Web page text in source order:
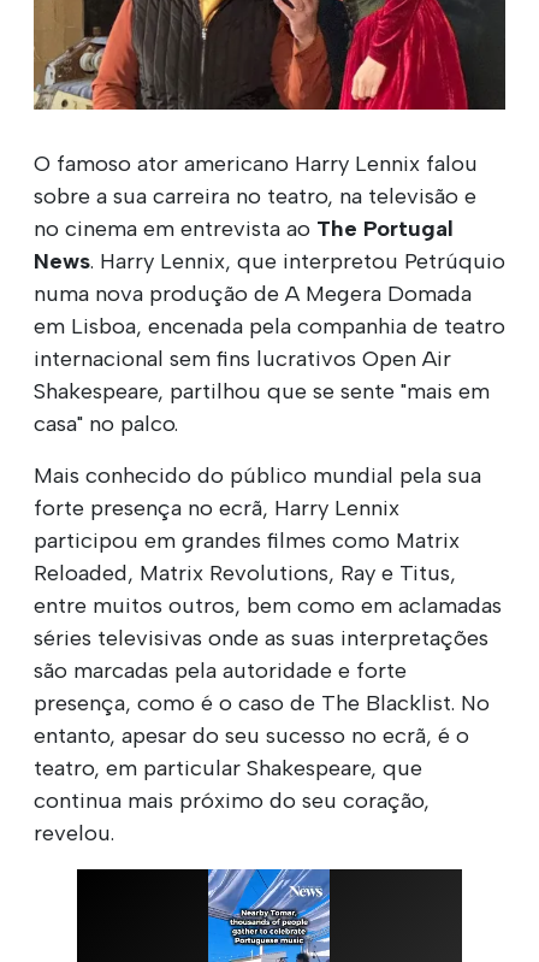
O famoso ator americano Harry Lennix falou
sobre a sua carreira no teatro, na televisão e
no cinema em entrevista ao The Portugal
News. Harry Lennix, que interpretou Petrúquio
numa nova produção de A Megera Domada
em Lisboa, encenada pela companhia de teatro
internacional sem fins lucrativos Open Air
Shakespeare, partilhou que se sente "mais em
casa" no palco.
Mais conhecido do público mundial pela sua
forte presença no ecrã, Harry Lennix
participou em grandes filmes como Matrix
Reloaded, Matrix Revolutions, Ray e Titus,
entre muitos outros, bem como em aclamadas
séries televisivas onde as suas interpretações
são marcadas pela autoridade e forte
presença, como é o caso de The Blacklist. No
entanto, apesar do seu sucesso no ecrã, é o
teatro, em particular Shakespeare, que
continua mais próximo do seu coração,
revelou.